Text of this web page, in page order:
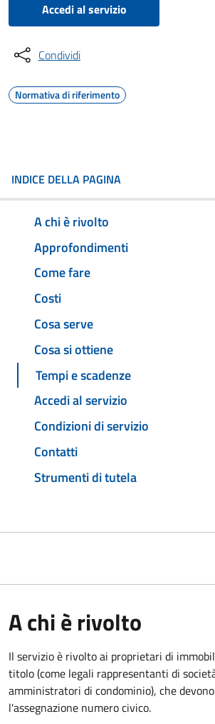
Accedi al servizio
Condividi
Normativa di riferimento
INDICE DELLA PAGINA
A chi è rivolto
Approfondimenti
Come fare
Costi
Cosa serve
Cosa si ottiene
Tempi e scadenze
Accedi al servizio
Condizioni di servizio
Contatti
Strumenti di tutela
A chi è rivolto
Il servizio è rivolto ai proprietari di
titolo (come legali rappresentanti di
amministratori di condominio), che
l'assegnazione numero civico.